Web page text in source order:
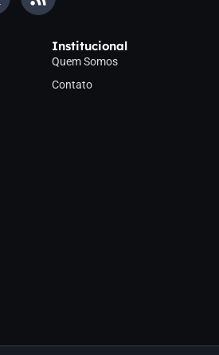
Institucional
Quem Somos
Contato